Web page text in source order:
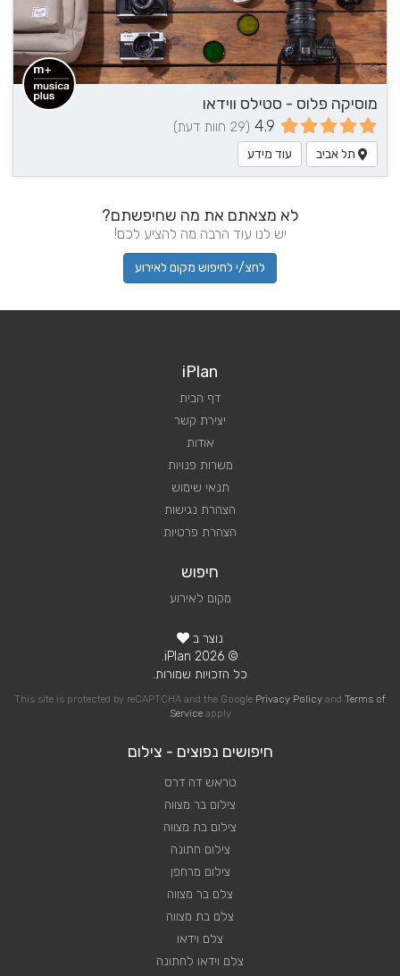
מוסיקה פלוס - סטילס ווידאו
4.9 (29 חוות דעת)
תל אביב עוד מידע
לא מצאתם את מה שחיפשתם?
יש לנו עוד הרבה מה להציע לכם!
לחצ/י לחיפוש מקום לאירוע
iPlan
דף הבית
יצירת קשר
אודות
משרות פנויות
תנאי שימוש
הצהרת נגישות
הצהרת פרטיות
חיפוש
מקום לאירוע
נוצר ב
© 2026 iPlan.
כל הזכויות שמורות.
This site is protected by reCAPTCHA and the Google Privacy Policy and Terms of
Serviceapply
חיפושים נפוצים - צילום
טראש דה דרס
צילום בר מצווה
צילום בת מצווה
צילום חתונה
צילום מרחפן
צלם בר מצווה
צלם בת מצווה
צלם וידאו
צלם וידאו לחתונה